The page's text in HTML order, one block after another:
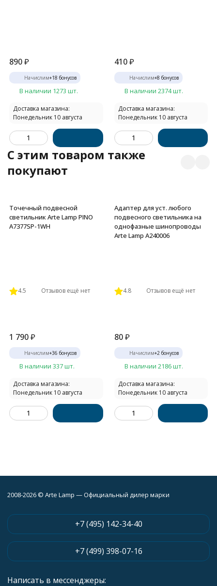
890₽
Начислим+18 бонусов
В наличии 1273 шт.
Доставка магазина:
Понедельник 10 августа
410 ₽
Начислим+8 бонусов
В наличии 2374 шт.
Доставка магазина:
Понедельник 10 августа
C этим товаром также
покупают
Точечный подвесной
светильник Arte Lamp PINO
A7377SP-1WH
4.5 Отзывов ещё нет
1 790₽
Начислим+36 бонусов
В наличии 337 шт.
Доставка магазина:
Понедельник 10 августа
Адаптер для уст. любого
подвесного светильника на
однофазные шинопроводы
Arte Lamp A240006
4.8 Отзывов ещё нет
80 ₽
Начислим+2 бонусов
В наличии 2186 шт.
Доставка магазина:
Понедельник 10 августа
2008-2026 © Arte Lamp — Официальный дилер марки
+7 (495) 142-34-40
+7 (499) 398-07-16
Написать в мессенджеры: